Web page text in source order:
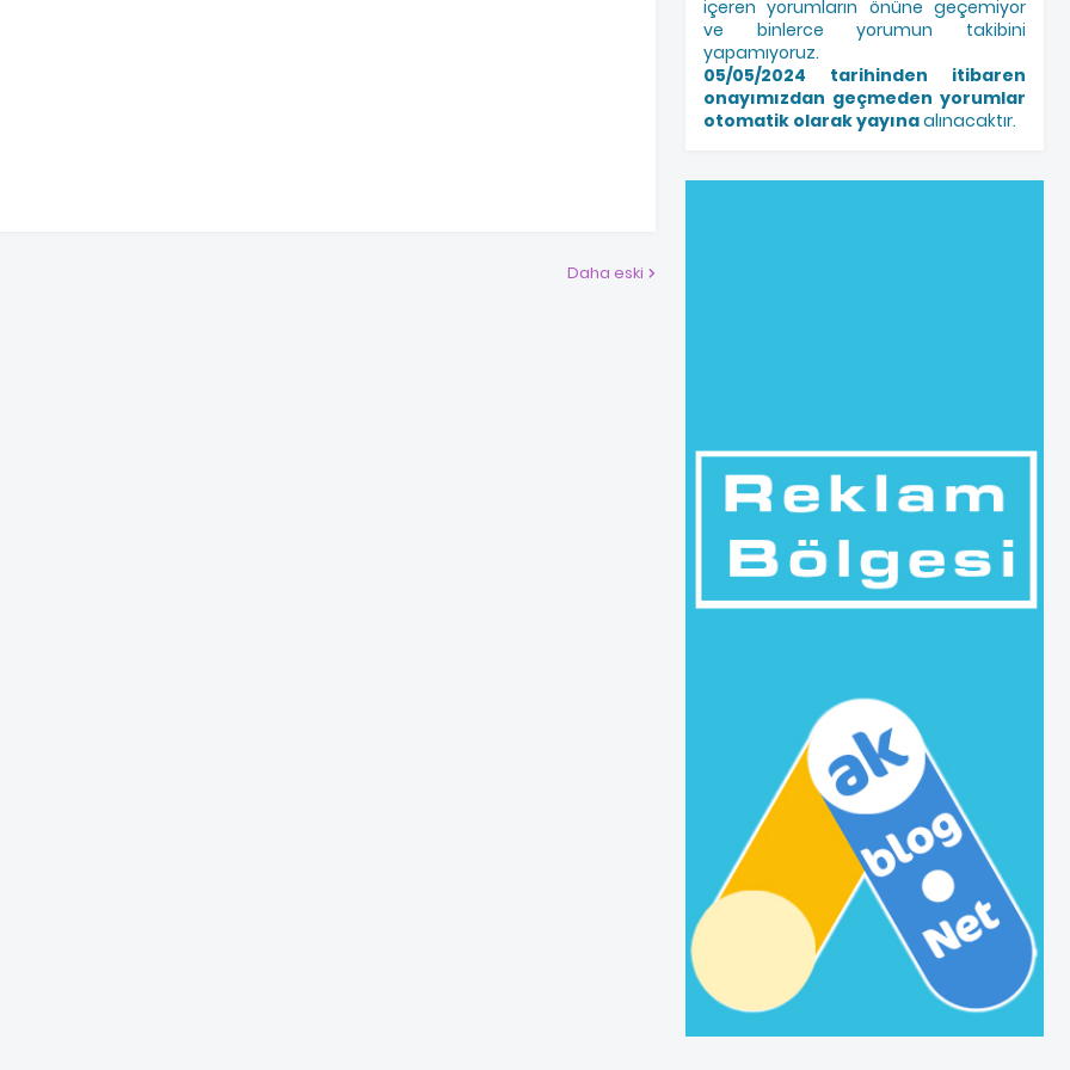
Daha eski
içeren yorumların önüne geçemiyor
ve binlerce yorumun takibini
yapamıyoruz.
05/05/2024 tarihinden itibaren
onayımızdan geçmeden yorumlar
otomatik olarak yayınaalınacaktır.